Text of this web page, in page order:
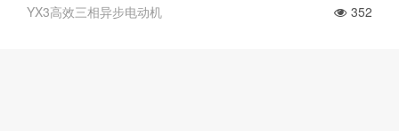
YX3高效三相异步电动机 352